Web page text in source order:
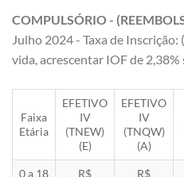
COMPULSÓRIO -
Julho 2024 - Taxa de
vida, acrescentar IOF de
Faixa
Etária
EFETIVO
IV
(TNEW)
(E)
EFETIVO
IV
(TNQW)
(A)
0 a 18
R$
R$